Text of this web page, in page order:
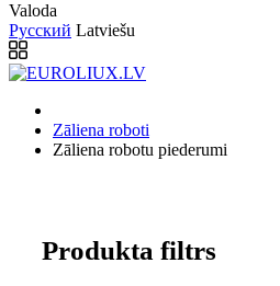
Valoda
Русский Latviešu
Zāliena roboti
Zāliena robotu piederumi
Produkta filtrs